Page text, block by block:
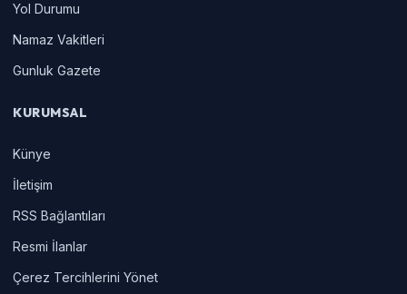
Yol Durumu
Namaz Vakitleri
Gunluk Gazete
KURUMSAL
Künye
İletişim
RSS Bağlantıları
Resmi İlanlar
Çerez Tercihlerini Yönet